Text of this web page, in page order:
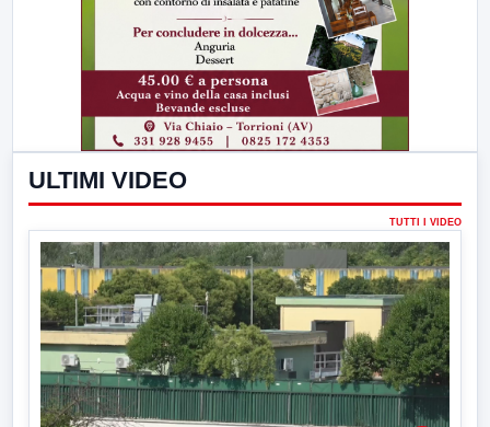
ULTIMI VIDEO
TUTTI I VIDEO